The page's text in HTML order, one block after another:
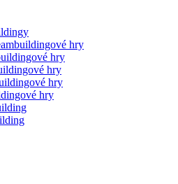
hry
hry
hry
hry
hry